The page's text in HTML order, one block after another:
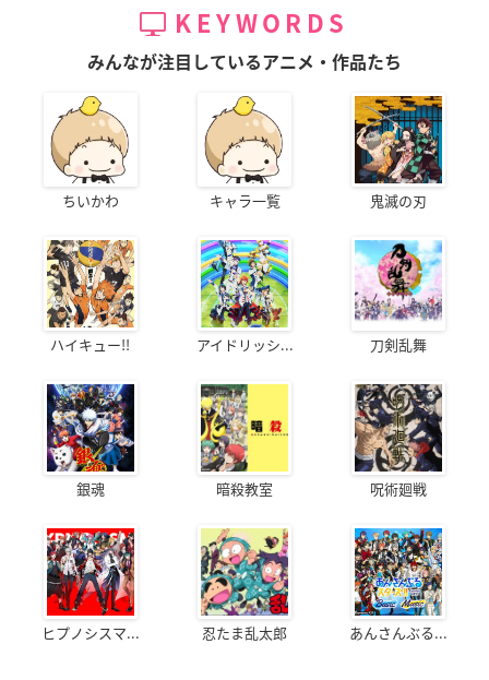
KEYWORDS
みんなが注目しているアニメ・作品たち
ちいかわ キャラ一覧 鬼滅の刃
ハイキュー!! アイドリッシ... 刀剣乱舞
銀魂 暗殺教室 呪術廻戦
ヒプノシスマ... 忍たま乱太郎 あんさんぶる...